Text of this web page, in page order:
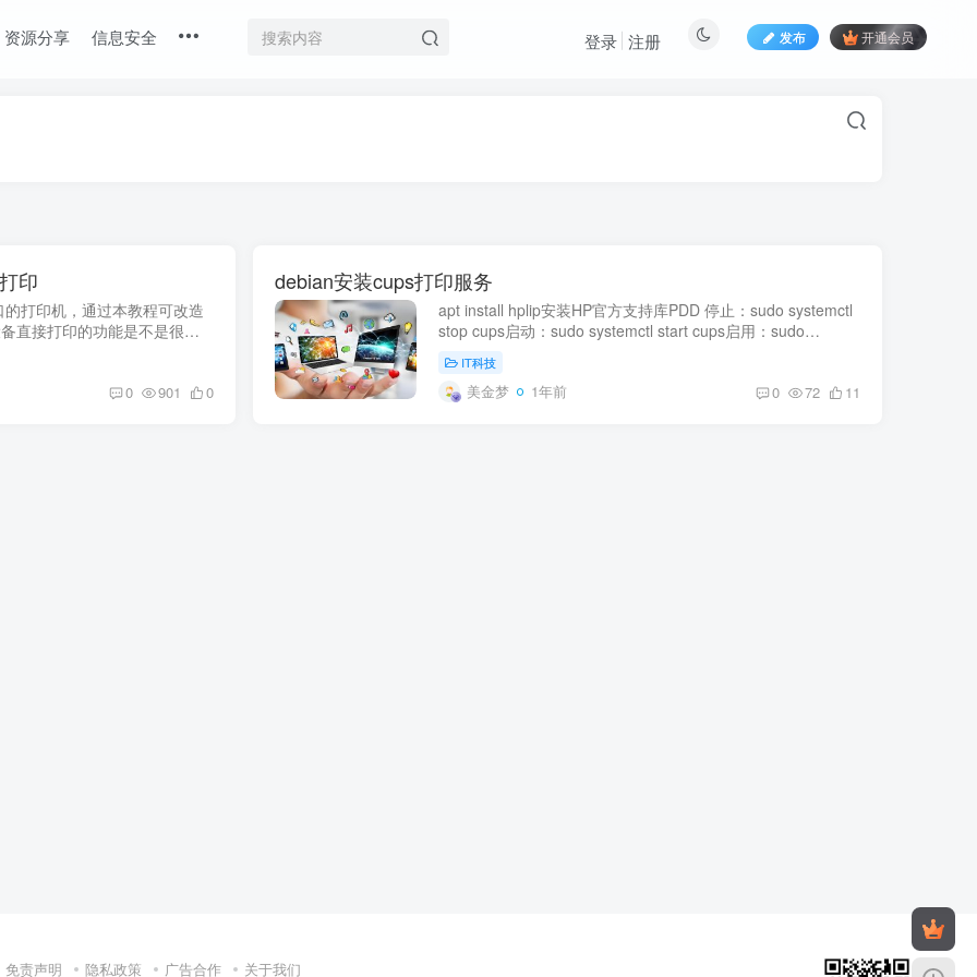
资源分享 信息安全 发布 开通会员
登录 注册
印
打印机，通过本教程可改造
直接打印的功能是不是很
0 901 0
debian安装cups打印服务
apt install hplip安装HP官方支持库PDD 停止：sudo systemctl
stop cups启动：sudo systemctl start cups启用：sudo
行，可运行以下命令...
IT科技
美金梦 1年前 0 72 11
免责声明 隐私政策 广告合作 关于我们